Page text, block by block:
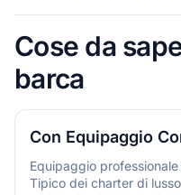
Cose da
barca
Con Equipaggio
Equipaggio
Tipico dei charter di